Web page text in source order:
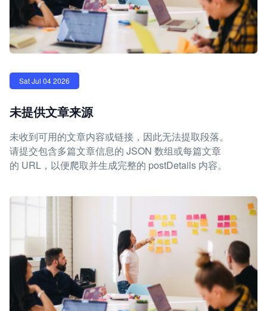
Sat Jul 04 2026
未提供文章来源
未收到可用的文章内容或链接，因此无法提取段落。
请提交包含多篇文章信息的 JSON 数组或每篇文章
的 URL，以便爬取并生成完整的 postDetails 内容。